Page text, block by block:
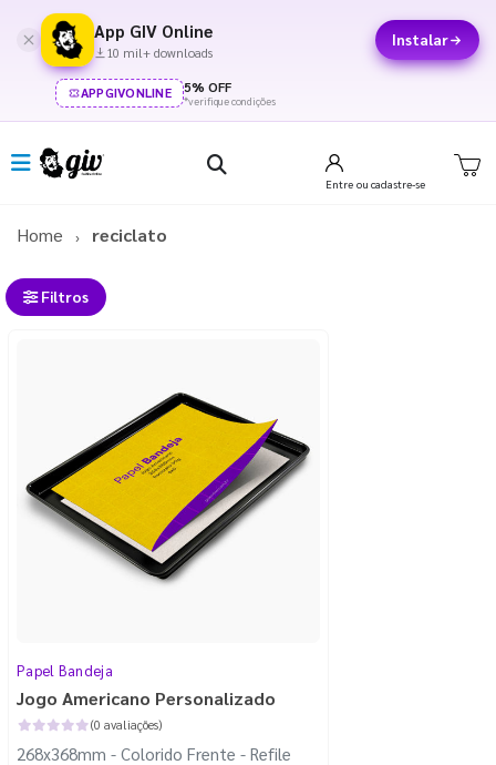
App GIV Online
10 mil+ downloads
Instalar
APPGIVONLINE 5% OFF
*verifique condições
Entre ou cadastre-se
Home reciclato
Filtros
Papel Bandeja
Jogo Americano Personalizado
(0 avaliações)
268x368mm - Colorido Frente - Refile